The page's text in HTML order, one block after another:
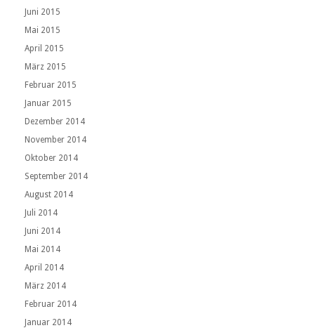
Juni 2015
Mai 2015
April 2015
März 2015
Februar 2015
Januar 2015
Dezember 2014
November 2014
Oktober 2014
September 2014
August 2014
Juli 2014
Juni 2014
Mai 2014
April 2014
März 2014
Februar 2014
Januar 2014